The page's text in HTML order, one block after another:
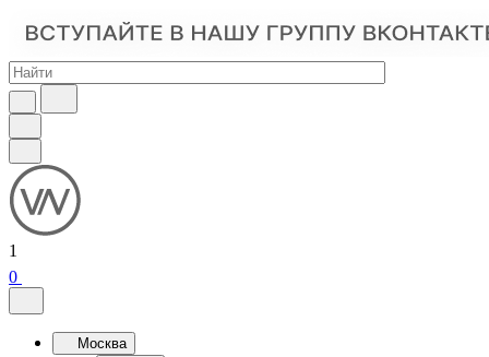
1
0
Москва